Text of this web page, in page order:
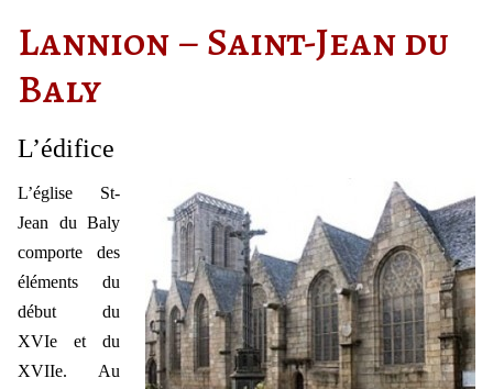
Lannion – Saint-Jean du
Baly
L’édifice
L’église St-
Jean du Baly
comporte des
éléments du
début du
XVIe et du
XVIIe. Au